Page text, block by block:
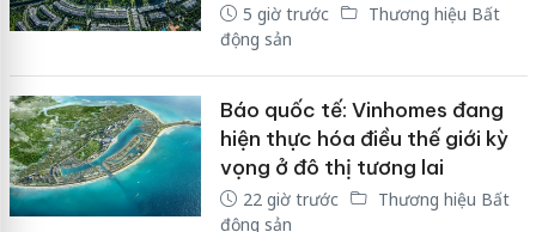
5 giờ trước
Thương hiệu Bất
động sản
Báo quốc tế: Vinhomes đang
hiện thực hóa điều thế giới kỳ
vọng ở đô thị tương lai
22 giờ trước
Thương hiệu Bất
động sản